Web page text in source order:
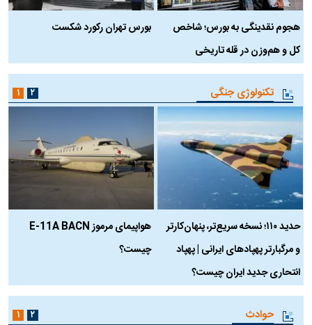
هجوم نقدینگی به بورس؛ شاخص
کل و هم‌وزن در قله تاریخی
بورس تهران رکورد شکست
تکنولوژی جنگی
حدید ۱۱۰؛ نسخه سریع‌تر، پنهان‌کارتر
و مرگبارتر پهپادهای ایرانی | پهپاد
انتحاری جدید ایران چیست؟
هواپیمای مرموز E-11A BACN
چیست؟
۱ ۲
حوادث ۱ ۲